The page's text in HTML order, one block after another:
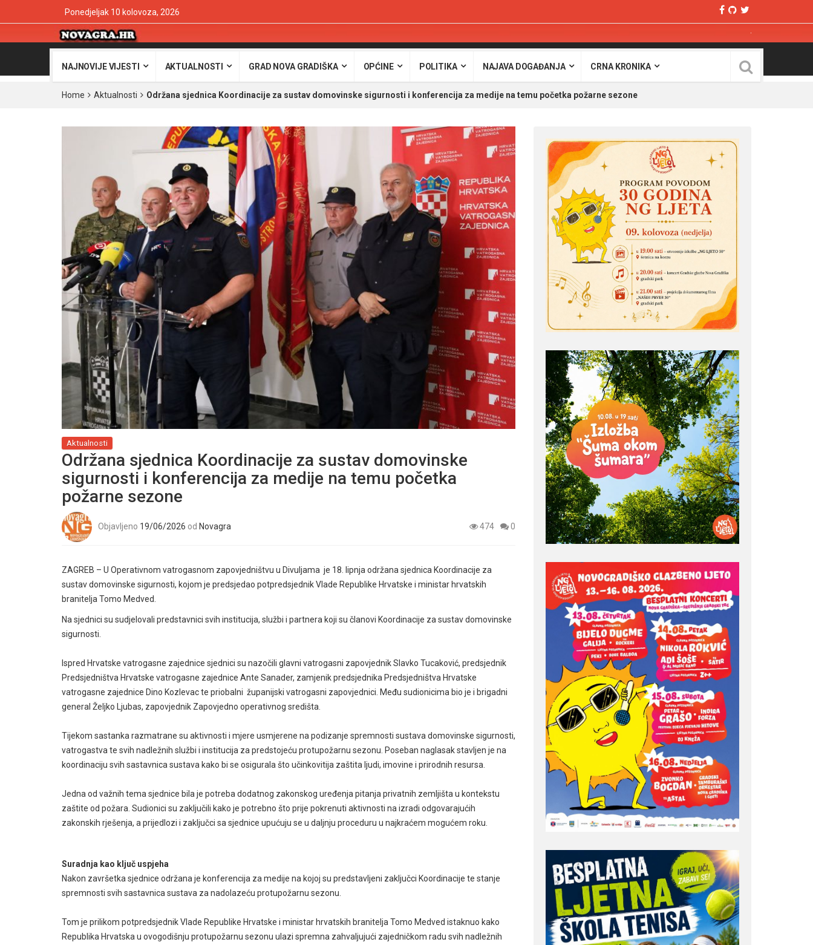
Ponedjeljak 10 kolovoza, 2026
NAJNOVIJE VIJESTI AKTUALNOSTI GRAD NOVA GRADIŠKA OPĆINE POLITIKA NAJAVA DOGAĐANJA CRNA KRONIKA
Home Aktualnosti Održana sjednica Koordinacije za sustav domovinske sigurnosti i konferencija za medije na temu početka požarne sezone
Aktualnosti
Održana sjednica Koordinacije za sustav domovinske
sigurnosti i konferencija za medije na temu početka
požarne sezone
Objavljeno 19/06/2026 od Novagra 474 0
ZAGREB – U Operativnom vatrogasnom zapovjedništvu u Divuljama je 18. lipnja održana sjednica Koordinacije za
sustav domovinske sigurnosti, kojom je predsjedao potpredsjednik Vlade Republike Hrvatske i ministar hrvatskih
branitelja Tomo Medved.
Na sjednici su sudjelovali predstavnici svih institucija, službi i partnera koji su članovi Koordinacije za sustav domovinske
sigurnosti.
Ispred Hrvatske vatrogasne zajednice sjednici su nazočili glavni vatrogasni zapovjednik Slavko Tucaković, predsjednik
Predsjedništva Hrvatske vatrogasne zajednice Ante Sanader, zamjenik predsjednika Predsjedništva Hrvatske
vatrogasne zajednice Dino Kozlevac te priobalni županijski vatrogasni zapovjednici. Među sudionicima bio je i brigadni
general Željko Ljubas, zapovjednik Zapovjedno operativnog središta.
Tijekom sastanka razmatrane su aktivnosti i mjere usmjerene na podizanje spremnosti sustava domovinske sigurnosti,
vatrogastva te svih nadležnih službi i institucija za predstojeću protupožarnu sezonu. Poseban naglasak stavljen je na
koordinaciju svih sastavnica sustava kako bi se osigurala što učinkovitija zaštita ljudi, imovine i prirodnih resursa.
Jedna od važnih tema sjednice bila je potreba dodatnog zakonskog uređenja pitanja privatnih zemljišta u kontekstu
zaštite od požara. Sudionici su zaključili kako je potrebno što prije pokrenuti aktivnosti na izradi odgovarajućih
zakonskih rješenja, a prijedlozi i zaključci sa sjednice upućuju se u daljnju proceduru u najkraćem mogućem roku.
Suradnja kao ključ uspjeha
Nakon završetka sjednice održana je konferencija za medije na kojoj su predstavljeni zaključci Koordinacije te stanje
spremnosti svih sastavnica sustava za nadolazeću protupožarnu sezonu.
Tom je prilikom potpredsjednik Vlade Republike Hrvatske i ministar hrvatskih branitelja Tomo Medved istaknuo kako
Republika Hrvatska u ovogodišnju protupožarnu sezonu ulazi spremna zahvaljujući zajedničkom radu svih nadležnih